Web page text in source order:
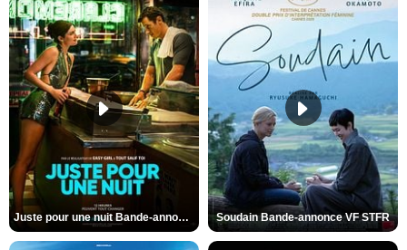
Juste pour une nuit Bande-annonce VO STFR Soudain Bande-annonce VF STFR